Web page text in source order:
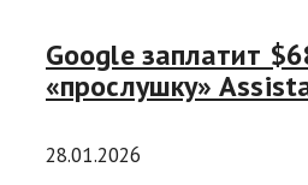
Google заплатит
«прослушку»
28.01.2026